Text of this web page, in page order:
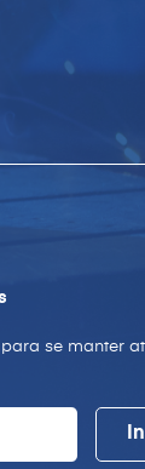
se manter